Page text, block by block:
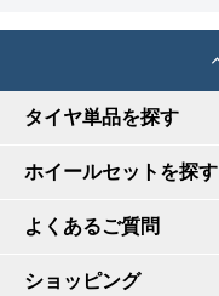
タイヤ単品を探す
ホイールセットを探す
よくあるご質問
ショッピング